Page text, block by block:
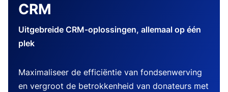
CRM
Uitgebreide CRM-oplossingen, allemaal op één
plek
Maximaliseer de efficiëntie van fondsenwerving
en vergroot de betrokkenheid van donateurs met